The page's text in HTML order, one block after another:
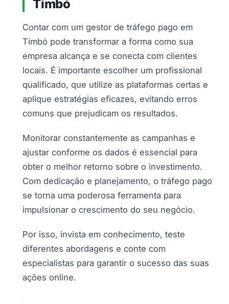
Timbó
Contar com um gestor de tráfego pago em
Timbó pode transformar a forma como sua
empresa alcança e se conecta com clientes
locais. É importante escolher um profissional
qualificado, que utilize as plataformas certas e
aplique estratégias eficazes, evitando erros
comuns que prejudicam os resultados.
Monitorar constantemente as campanhas e
ajustar conforme os dados é essencial para
obter o melhor retorno sobre o investimento.
Com dedicação e planejamento, o tráfego pago
se torna uma poderosa ferramenta para
impulsionar o crescimento do seu negócio.
Por isso, invista em conhecimento, teste
diferentes abordagens e conte com
especialistas para garantir o sucesso das suas
ações online.